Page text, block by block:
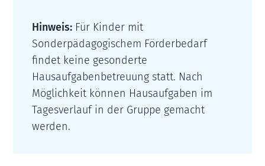
Hinweis: Für Kinder mit
Sonderpädagogischem Förderbedarf
findet keine gesonderte
Hausaufgabenbetreuung statt. Nach
Möglichkeit können Hausaufgaben im
Tagesverlauf in der Gruppe gemacht
werden.